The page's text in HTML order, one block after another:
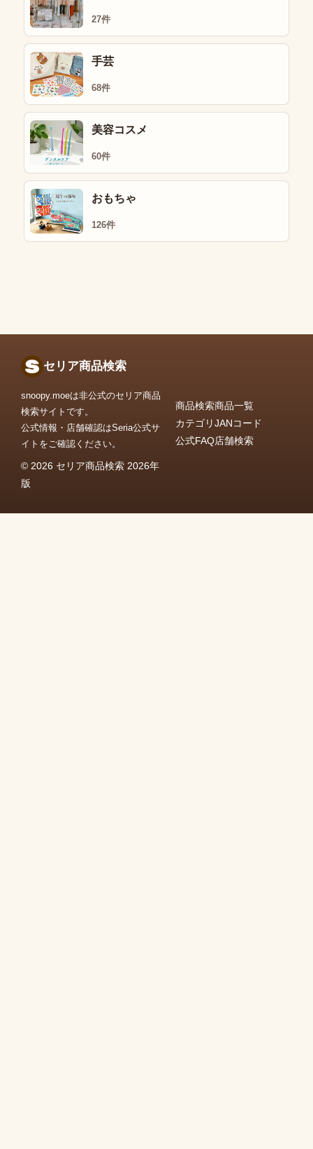
27件
手芸
68件
美容コスメ
60件
おもちゃ
126件
セリア商品検索
snoopy.moeは非公式のセリア商品
検索サイトです。
公式情報・店舗確認はSeria公式サ
イトをご確認ください。
© 2026 セリア商品検索 2026年
版
商品検索商品一覧
カテゴリJANコード
公式FAQ店舗検索